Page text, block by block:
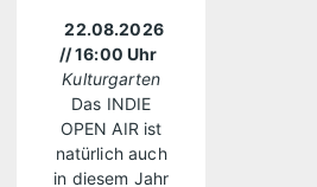
22.08.2026
// 16:00 Uhr
Kulturgarten
Das INDIE
OPEN AIR ist
natürlich auch
in diesem Jahr